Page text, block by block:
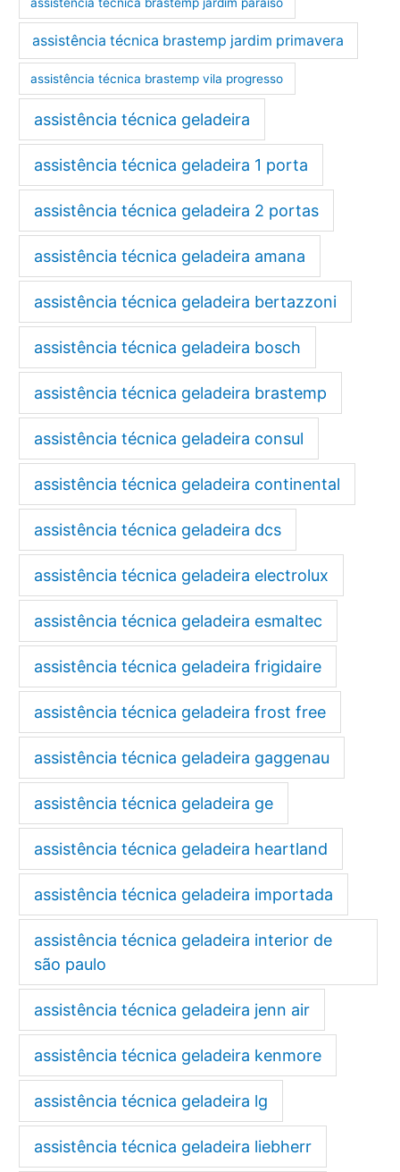
assistência técnica brastemp jardim paraíso
assistência técnica brastemp jardim primavera
assistência técnica brastemp vila progresso
assistência técnica geladeira
assistência técnica geladeira 1 porta
assistência técnica geladeira 2 portas
assistência técnica geladeira amana
assistência técnica geladeira bertazzoni
assistência técnica geladeira bosch
assistência técnica geladeira brastemp
assistência técnica geladeira consul
assistência técnica geladeira continental
assistência técnica geladeira dcs
assistência técnica geladeira electrolux
assistência técnica geladeira esmaltec
assistência técnica geladeira frigidaire
assistência técnica geladeira frost free
assistência técnica geladeira gaggenau
assistência técnica geladeira ge
assistência técnica geladeira heartland
assistência técnica geladeira importada
assistência técnica geladeira interior de
são paulo
assistência técnica geladeira jenn air
assistência técnica geladeira kenmore
assistência técnica geladeira lg
assistência técnica geladeira liebherr